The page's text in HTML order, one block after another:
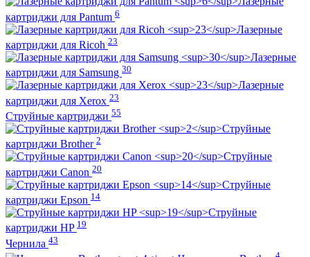
картриджи для Pantum 6
Лазерные
картриджи для Ricoh 23
Лазерные
картриджи для Samsung 30
Лазерные
картриджи для Xerox 23
Струйные картриджи 55
Струйные
картриджи Brother 2
Струйные
картриджи Canon 20
Струйные
картриджи Epson 14
Струйные
картриджи HP 19
Чернила 43